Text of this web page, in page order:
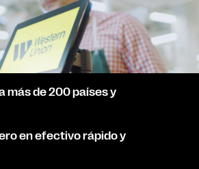
más de 200 países y
en efectivo rápido y